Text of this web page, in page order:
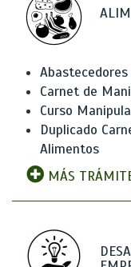
Carnet de
Curso
Duplicado
Alimentos
MÁS